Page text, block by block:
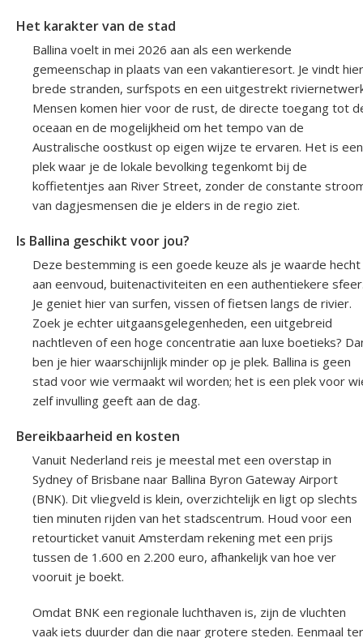
Het karakter van de stad
Ballina voelt in mei 2026 aan als een werkende
gemeenschap in plaats van een vakantieresort. Je vindt hier
brede stranden, surfspots en een uitgestrekt
Mensen komen hier voor de rust, de directe toegang tot
oceaan en de mogelijkheid om het tempo van de
Australische oostkust op eigen wijze te ervaren. Het is een
plek waar je de lokale bevolking tegenkomt bij de
koffietentjes aan River Street, zonder de constante
van dagjesmensen die je elders in de regio ziet.
Is Ballina geschikt voor jou?
Deze bestemming is een goede keuze als je waarde hecht
aan eenvoud, buitenactiviteiten en een authentiekere
Je geniet hier van surfen, vissen of fietsen langs de rivier.
Zoek je echter uitgaansgelegenheden, een uitgebreid
nachtleven of een hoge concentratie aan luxe boetieks?
ben je hier waarschijnlijk minder op je plek. Ballina is geen
stad voor wie vermaakt wil worden; het is een plek voor
zelf invulling geeft aan de dag.
Bereikbaarheid en kosten
Vanuit Nederland reis je meestal met een overstap in
Sydney of Brisbane naar Ballina Byron Gateway Airport
(BNK). Dit vliegveld is klein, overzichtelijk en ligt op slechts
tien minuten rijden van het stadscentrum. Houd voor een
retourticket vanuit Amsterdam rekening met een prijs
tussen de 1.600 en 2.200 euro, afhankelijk van hoe ver
vooruit je boekt.
Omdat BNK een regionale luchthaven is, zijn de vluchten
vaak iets duurder dan die naar grotere steden. Eenmaal ter